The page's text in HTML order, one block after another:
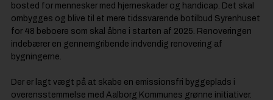
bosted for mennesker med hjerneskader og handicap. Det skal
ombygges og blive til et mere tidssvarende botilbud Syrenhuset
for 48 beboere som skal åbne i starten af 2025. Renoveringen
indebærer en gennemgribende indvendig renovering af
bygningerne.
Der er lagt vægt på at skabe en emissionsfri byggeplads i
overensstemmelse med Aalborg Kommunes grønne initiativer.